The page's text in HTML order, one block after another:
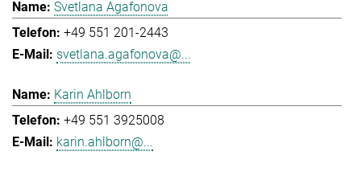
Svetlana Agafonova
+49 551 201-2443
svetlana.agafonova@...
Karin Ahlborn
+49 551 3925008
karin.ahlborn@...